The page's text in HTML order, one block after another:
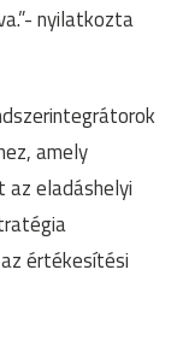
nyilatkozta
amely
az eladáshelyi
értékesítési